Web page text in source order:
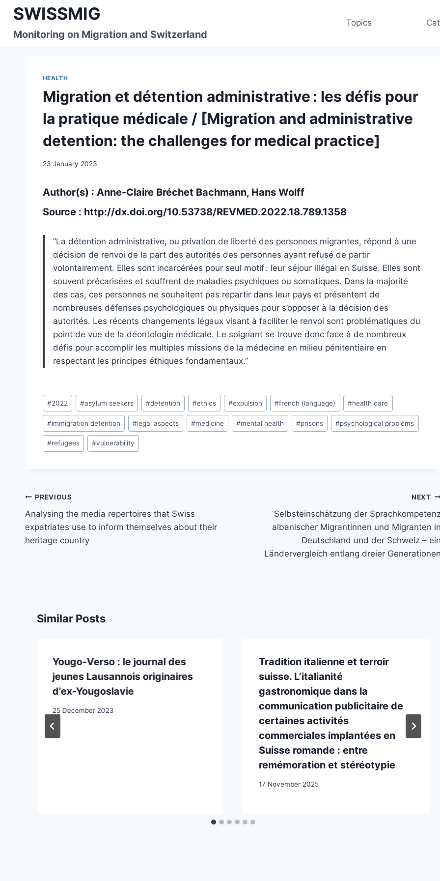
Skip
content
SWISSMIG
Monitoring on Migration and Switzerland
Topics
HEALTH
Migration et détention administrative : les défis pour
la pratique médicale / [Migration and administrative
detention: the challenges for medical practice]
23 January 2023
Author(s) : Anne-Claire Bréchet Bachmann, Hans Wolff
Source : http://dx.doi.org/10.53738/REVMED.2022.18.789.1358
“La détention administrative, ou privation de liberté des personnes migrantes, répond à une
décision de renvoi de la part des autorités des personnes ayant refusé de partir
volontairement. Elles sont incarcérées pour seul motif : leur séjour illégal en Suisse. Elles sont
souvent précarisées et souffrent de maladies psychiques ou somatiques. Dans la majorité
des cas, ces personnes ne souhaitent pas repartir dans leur pays et présentent de
nombreuses défenses psychologiques ou physiques pour s’opposer à la décision des
autorités. Les récents changements légaux visant à faciliter le renvoi sont problématiques du
point de vue de la déontologie médicale. Le soignant se trouve donc face à de nombreux
défis pour accomplir les multiples missions de la médecine en milieu pénitentiaire en
respectant les principes éthiques fondamentaux.”
Post
Tags:
#2022 #asylum seekers #detention #ethics #expulsion #french (language) #health care
#immigration detention #legal aspects #medicine #mental health #prisons #psychological problems
#refugees #vulnerability
Post
navigation
PREVIOUS
Analysing the media repertoires that Swiss
expatriates use to inform themselves about their
heritage country
NEXT
Selbsteinschätzung der
albanischer Migrantinnen und Migranten in
Deutschland und der Schweiz – ein
Ländervergleich entlang dreier Generationen
Similar Posts
Yougo-Verso : le journal des
jeunes Lausannois originaires
d’ex-Yougoslavie
25 December 2023
Tradition italienne et terroir
suisse. L’italianité
gastronomique dans la
communication publicitaire de
certaines activités
commerciales implantées en
Suisse romande : entre
remémoration et stéréotypie
17 November 2025